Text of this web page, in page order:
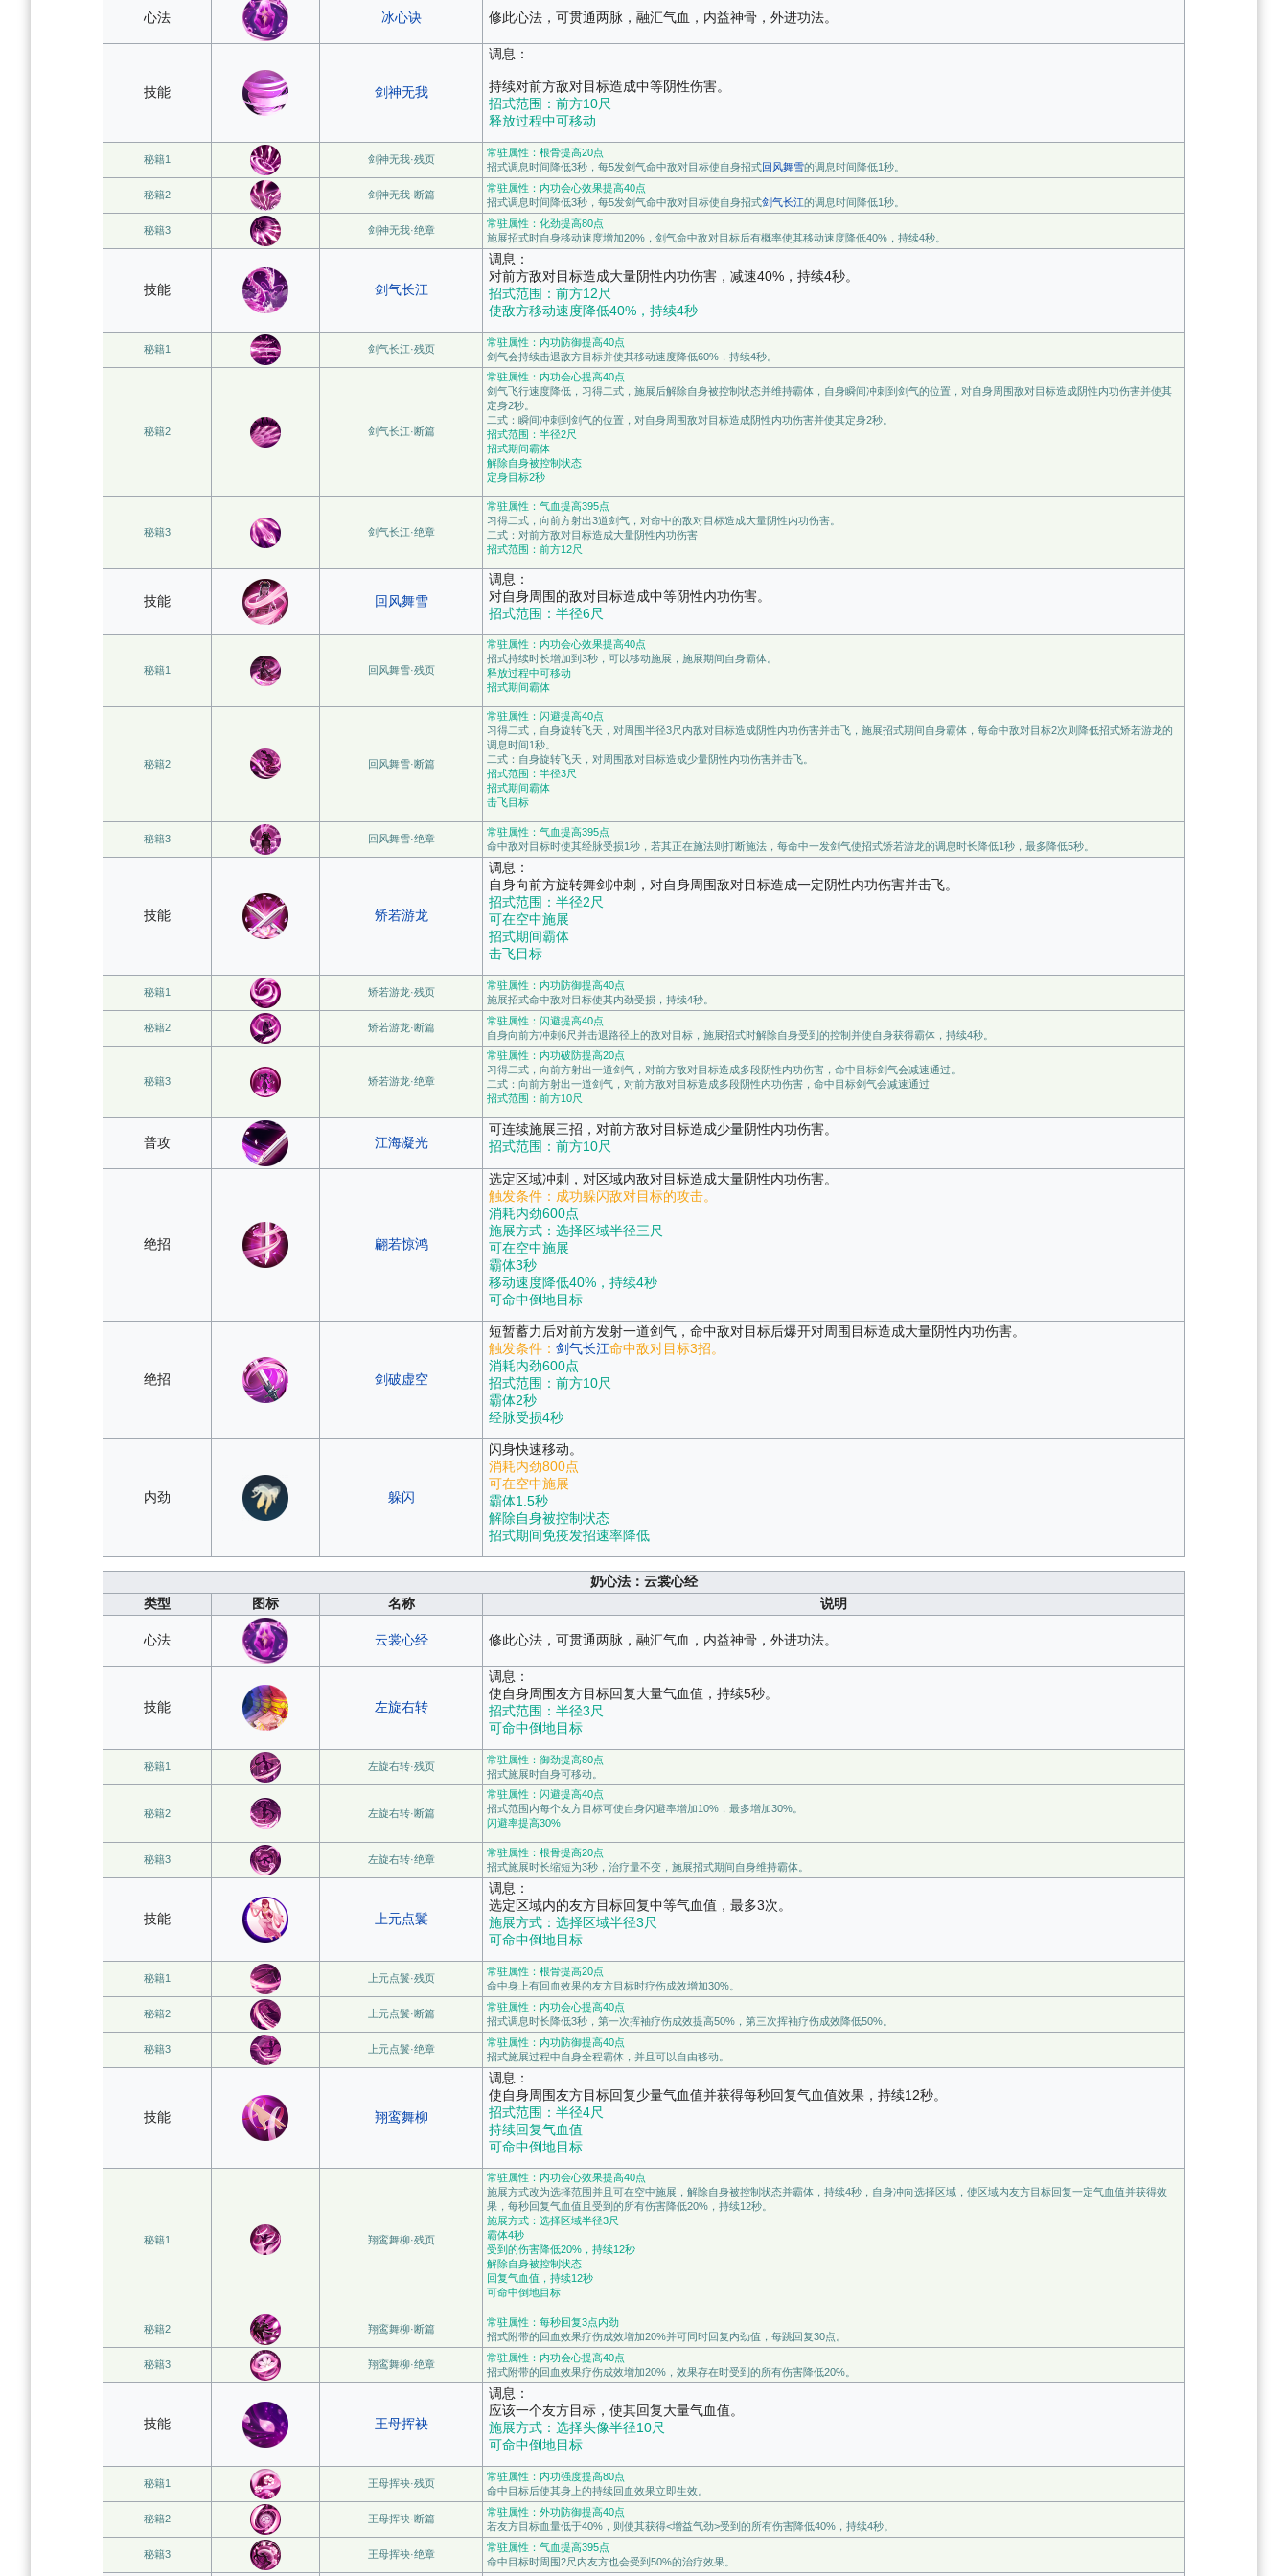
心法 冰心诀 修此心法，可贯通两脉，融汇气血，内益神骨，外进功法。
技能 剑神无我
调息：
持续对前方敌对目标造成中等阴性伤害。
招式范围：前方10尺
释放过程中可移动
秘籍1 剑神无我·残页
常驻属性：根骨提高20点
招式调息时间降低3秒，每5发剑气命中敌对目标使自身招式回风舞雪的调息时间降低1秒。
秘籍2 剑神无我·断篇
常驻属性：内功会心效果提高40点
招式调息时间降低3秒，每5发剑气命中敌对目标使自身招式剑气长江的调息时间降低1秒。
秘籍3 剑神无我·绝章
常驻属性：化劲提高80点
施展招式时自身移动速度增加20%，剑气命中敌对目标后有概率使其移动速度降低40%，持续4秒。
技能 剑气长江
调息：
对前方敌对目标造成大量阴性内功伤害，减速40%，持续4秒。
招式范围：前方12尺
使敌方移动速度降低40%，持续4秒
秘籍1 剑气长江·残页
常驻属性：内功防御提高40点
剑气会持续击退敌方目标并使其移动速度降低60%，持续4秒。
秘籍2 剑气长江·断篇
常驻属性：内功会心提高40点
剑气飞行速度降低，习得二式，施展后解除自身被控制状态并维持霸体，自身瞬间冲刺到剑气的位置，对自身周围敌对目标造成阴性内功伤害并使其
定身2秒。
二式：瞬间冲刺到剑气的位置，对自身周围敌对目标造成阴性内功伤害并使其定身2秒。
招式范围：半径2尺
招式期间霸体
解除自身被控制状态
定身目标2秒
秘籍3 剑气长江·绝章
常驻属性：气血提高395点
习得二式，向前方射出3道剑气，对命中的敌对目标造成大量阴性内功伤害。
二式：对前方敌对目标造成大量阴性内功伤害
招式范围：前方12尺
技能 回风舞雪
调息：
对自身周围的敌对目标造成中等阴性内功伤害。
招式范围：半径6尺
秘籍1 回风舞雪·残页
常驻属性：内功会心效果提高40点
招式持续时长增加到3秒，可以移动施展，施展期间自身霸体。
释放过程中可移动
招式期间霸体
秘籍2 回风舞雪·断篇
常驻属性：闪避提高40点
习得二式，自身旋转飞天，对周围半径3尺内敌对目标造成阴性内功伤害并击飞，施展招式期间自身霸体，每命中敌对目标2次则降低招式矫若游龙的
调息时间1秒。
二式：自身旋转飞天，对周围敌对目标造成少量阴性内功伤害并击飞。
招式范围：半径3尺
招式期间霸体
击飞目标
秘籍3 回风舞雪·绝章
常驻属性：气血提高395点
命中敌对目标时使其经脉受损1秒，若其正在施法则打断施法，每命中一发剑气使招式矫若游龙的调息时长降低1秒，最多降低5秒。
技能 矫若游龙
调息：
自身向前方旋转舞剑冲刺，对自身周围敌对目标造成一定阴性内功伤害并击飞。
招式范围：半径2尺
可在空中施展
招式期间霸体
击飞目标
秘籍1 矫若游龙·残页
常驻属性：内功防御提高40点
施展招式命中敌对目标使其内劲受损，持续4秒。
秘籍2 矫若游龙·断篇
常驻属性：闪避提高40点
自身向前方冲刺6尺并击退路径上的敌对目标，施展招式时解除自身受到的控制并使自身获得霸体，持续4秒。
秘籍3 矫若游龙·绝章
常驻属性：内功破防提高20点
习得二式，向前方射出一道剑气，对前方敌对目标造成多段阴性内功伤害，命中目标剑气会减速通过。
二式：向前方射出一道剑气，对前方敌对目标造成多段阴性内功伤害，命中目标剑气会减速通过
招式范围：前方10尺
普攻 江海凝光
可连续施展三招，对前方敌对目标造成少量阴性内功伤害。
招式范围：前方10尺
绝招 翩若惊鸿
选定区域冲刺，对区域内敌对目标造成大量阴性内功伤害。
触发条件：成功躲闪敌对目标的攻击。
消耗内劲600点
施展方式：选择区域半径三尺
可在空中施展
霸体3秒
移动速度降低40%，持续4秒
可命中倒地目标
绝招 剑破虚空
短暂蓄力后对前方发射一道剑气，命中敌对目标后爆开对周围目标造成大量阴性内功伤害。
触发条件： 剑气长江命中敌对目标3招。
消耗内劲600点
招式范围：前方10尺
霸体2秒
经脉受损4秒
内劲 躲闪
闪身快速移动。
消耗内劲800点
可在空中施展
霸体1.5秒
解除自身被控制状态
招式期间免疫发招速率降低
奶心法：云裳心经
类型
图标 名称 说明
心法 云裳心经 修此心法，可贯通两脉，融汇气血，内益神骨，外进功法。
技能 左旋右转
调息：
使自身周围友方目标回复大量气血值，持续5秒。
招式范围：半径3尺
可命中倒地目标
秘籍1 左旋右转·残页
常驻属性：御劲提高80点
招式施展时自身可移动。
秘籍2 左旋右转·断篇
常驻属性：闪避提高40点
招式范围内每个友方目标可使自身闪避率增加10%，最多增加30%。
闪避率提高30%
秘籍3 左旋右转·绝章
常驻属性：根骨提高20点
招式施展时长缩短为3秒，治疗量不变，施展招式期间自身维持霸体。
技能 上元点鬟
调息：
选定区域内的友方目标回复中等气血值，最多3次。
施展方式：选择区域半径3尺
可命中倒地目标
秘籍1 上元点鬟·残页
常驻属性：根骨提高20点
命中身上有回血效果的友方目标时疗伤成效增加30%。
秘籍2 上元点鬟·断篇
常驻属性：内功会心提高40点
招式调息时长降低3秒，第一次挥袖疗伤成效提高50%，第三次挥袖疗伤成效降低50%。
秘籍3 上元点鬟·绝章
常驻属性：内功防御提高40点
招式施展过程中自身全程霸体，并且可以自由移动。
技能 翔鸾舞柳
调息：
使自身周围友方目标回复少量气血值并获得每秒回复气血值效果，持续12秒。
招式范围：半径4尺
持续回复气血值
可命中倒地目标
秘籍1 翔鸾舞柳·残页
常驻属性：内功会心效果提高40点
施展方式改为选择范围并且可在空中施展，解除自身被控制状态并霸体，持续4秒，自身冲向选择区域，使区域内友方目标回复一定气血值并获得效
果，每秒回复气血值且受到的所有伤害降低20%，持续12秒。
施展方式：选择区域半径3尺
霸体4秒
受到的伤害降低20%，持续12秒
解除自身被控制状态
回复气血值，持续12秒
可命中倒地目标
秘籍2 翔鸾舞柳·断篇
常驻属性：每秒回复3点内劲
招式附带的回血效果疗伤成效增加20%并可同时回复内劲值，每跳回复30点。
秘籍3 翔鸾舞柳·绝章
常驻属性：内功会心提高40点
招式附带的回血效果疗伤成效增加20%，效果存在时受到的所有伤害降低20%。
技能 王母挥袂
调息：
应该一个友方目标，使其回复大量气血值。
施展方式：选择头像半径10尺
可命中倒地目标
秘籍1 王母挥袂·残页
常驻属性：内功强度提高80点
命中目标后使其身上的持续回血效果立即生效。
秘籍2 王母挥袂·断篇
常驻属性：外功防御提高40点
若友方目标血量低于40%，则使其获得<增益气劲>受到的所有伤害降低40%，持续4秒。
秘籍3 王母挥袂·绝章
常驻属性：气血提高395点
命中目标时周围2尺内友方也会受到50%的治疗效果。